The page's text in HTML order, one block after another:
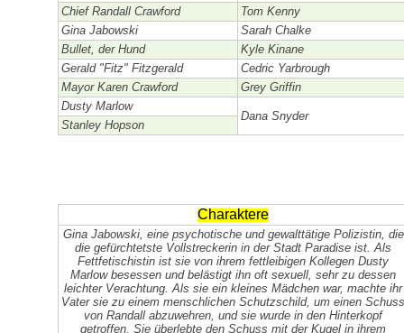
Chief Randall Crawford
Tom Kenny
Gina Jabowski
Sarah Chalke
Bullet, der Hund
Kyle Kinane
Gerald "Fitz" Fitzgerald
Cedric Yarbrough
Mayor Karen Crawford
Grey Griffin
Dusty Marlow
Dana Snyder
Stanley Hopson
Charaktere
Gina Jabowski, eine psychotische und gewalttätige Polizistin, die
die gefürchtetste Vollstreckerin in der Stadt Paradise ist. Als
Fettfetischistin ist sie von ihrem fettleibigen Kollegen Dusty
Marlow besessen und belästigt ihn oft sexuell, sehr zu dessen
leichter Verachtung. Als sie ein kleines Mädchen war, machte ihr
Vater sie zu einem menschlichen Schutzschild, um einen Schuss
von Randall abzuwehren, und sie wurde in den Hinterkopf
getroffen. Sie überlebte den Schuss mit der Kugel in ihrem